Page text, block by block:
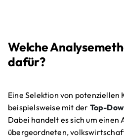
Welche
dafür?
Eine Selektion von potenziellen
beispielsweise mit der Top-
Dabei handelt es sich um einen
übergeordneten,